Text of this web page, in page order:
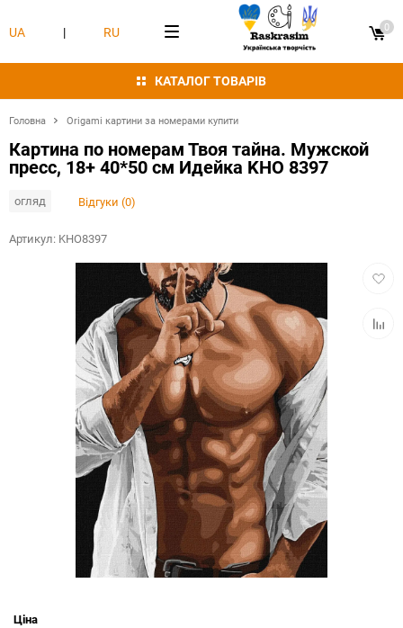
КАТАЛОГ ТОВАРІВ
UA | RU 0
Головна Origami картини за номерами купити
Картина по номерам Твоя тайна. Мужской
пресс, 18+ 40*50 см Идейка KHO 8397
огляд Відгуки (0)
Артикул: KHO8397
Ціна